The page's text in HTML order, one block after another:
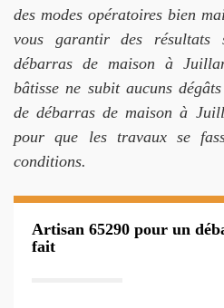
des modes opératoires bien
vous garantir des résultats
débarras de maison à
bâtisse ne subit aucuns
de débarras de maison à
pour que les travaux se
conditions.
Artisan 65290 pour un
fait